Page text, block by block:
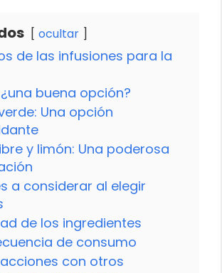
ocultar
de las infusiones para la
buena opción?
Una opción
y limón: Una poderosa
a considerar al elegir
de los ingredientes
de consumo
con otros